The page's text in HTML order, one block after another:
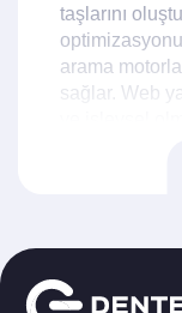
taşlarını
arama
sağlar. Web
birleştirerek,
SEO
ve web